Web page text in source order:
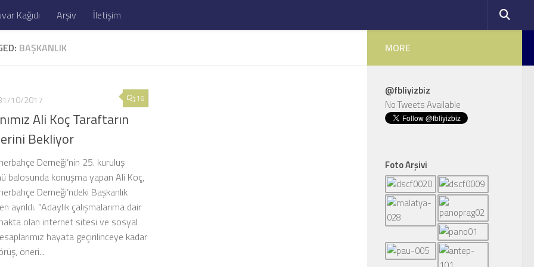
Kağıdı Arşiv İletişim
BAŞKANLIK
16
10/2017
Ali Koç Taraftarın
Bekliyor
Derneği’nin 25. kuruluş
balosunda konuşma yapan Ali Koç,
Derneği’ndeki Başkanlık
ayrıldı. “Adaylık çalışmalarıma dair
olan internet sitesi ve sosyal
hayata geçirilinceye kadar
öneri...
MORE
@fbliyizbiz
No Tweets Available
Foto Arşivi